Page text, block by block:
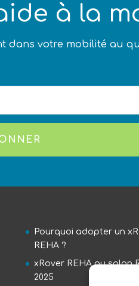
à la
dans votre mobilité au
Pourquoi adopter un
REHA ?
xRover REHA au salon
2025